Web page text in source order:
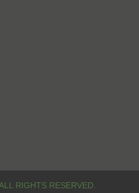
RIGHTS RESERVED.